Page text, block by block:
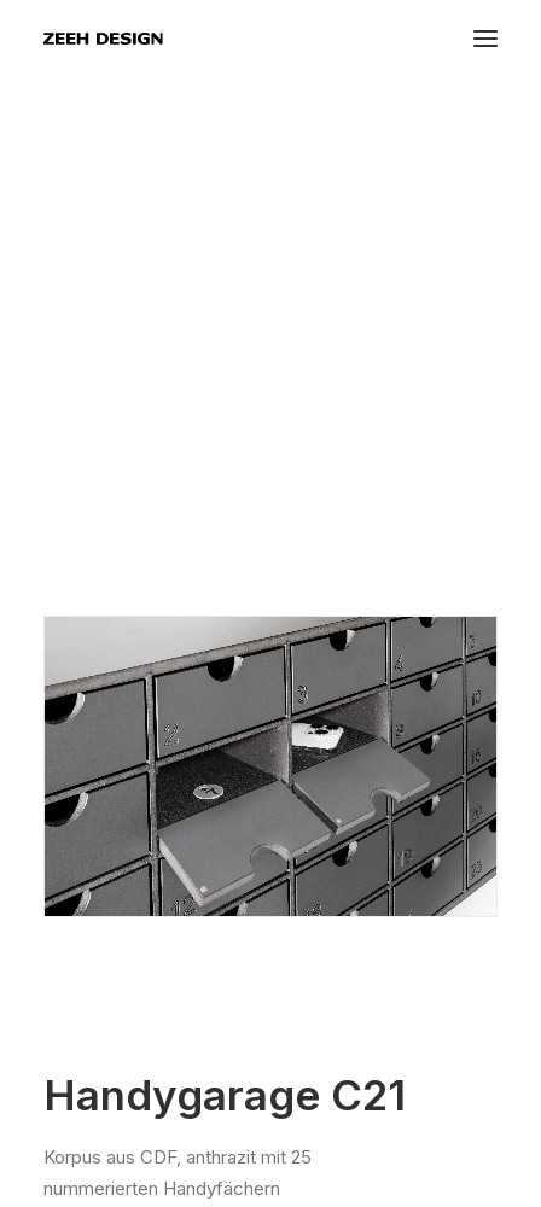
Handygarage C21
Korpus aus CDF, anthrazit mit 25
nummerierten Handyfächern